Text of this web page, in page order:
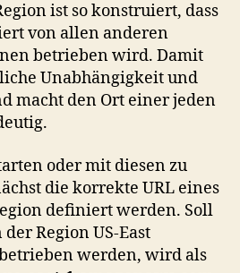
ist so konstruiert, dass
von allen anderen
betrieben wird. Damit
Unabhängigkeit und
macht den Ort einer jeden
oder mit diesen zu
die korrekte URL eines
definiert werden. Soll
Region US-East
werden, wird als